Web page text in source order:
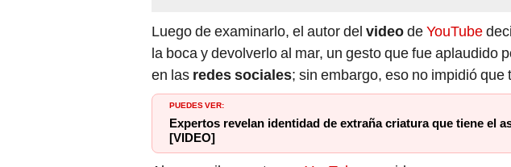
Luego de examinarlo, el autor del videodeYouTube
la boca y devolverlo al mar, un gesto que fue aplaudido
en las redes sociales; sin embargo, eso no impidió
PUEDES VER:
Expertos revelan identidad de extraña criatura que tiene el
[VIDEO]